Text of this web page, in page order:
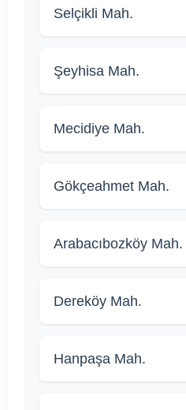
Selçikli Mah.
Şeyhisa Mah.
Mecidiye Mah.
Gökçeahmet Mah.
Arabacıbozköy Mah.
Dereköy Mah.
Hanpaşa Mah.